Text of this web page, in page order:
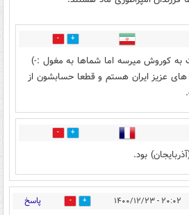
3
به کوروش میرسه اما شماها به مغول :-)
عزیز ایران هستم و قطعا حسابشون از
1
بود.
۲۰:۰۲ - ۱۴۰۰/۱۲/۲۳ 3 پاسخ